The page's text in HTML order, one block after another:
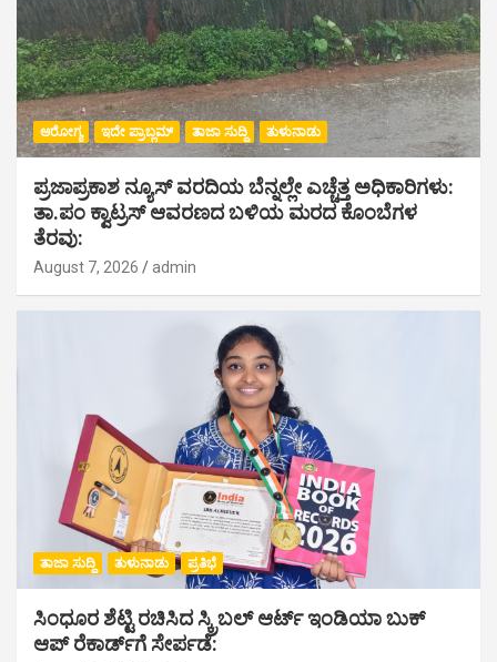
ಆರೋಗ್ಯ ಇದೇ ಪ್ರಾಬ್ಲಮ್ ತಾಜಾ ಸುದ್ದಿ ತುಳುನಾಡು
ಪ್ರಜಾಪ್ರಕಾಶ ನ್ಯೂಸ್ ವರದಿಯ ಬೆನ್ನಲ್ಲೇ ಎಚ್ಚೆತ್ತ ಅಧಿಕಾರಿಗಳು:
ತಾ.ಪಂ ಕ್ವಾಟ್ರಸ್ ಆವರಣದ ಬಳಿಯ ಮರದ ಕೊಂಬೆಗಳ
ತೆರವು:
August 7, 2026 admin
ತಾಜಾ ಸುದ್ದಿ ತುಳುನಾಡು ಪ್ರತಿಭೆ
ಸಿಂಧೂರ ಶೆಟ್ಟಿ ರಚಿಸಿದ ಸ್ಕ್ರಿಬಲ್ ಆರ್ಟ್ ಇಂಡಿಯಾ ಬುಕ್
ಆಪ್ ರೆಕಾರ್ಡ್‌ಗೆ ಸೇರ್ಪಡೆ: